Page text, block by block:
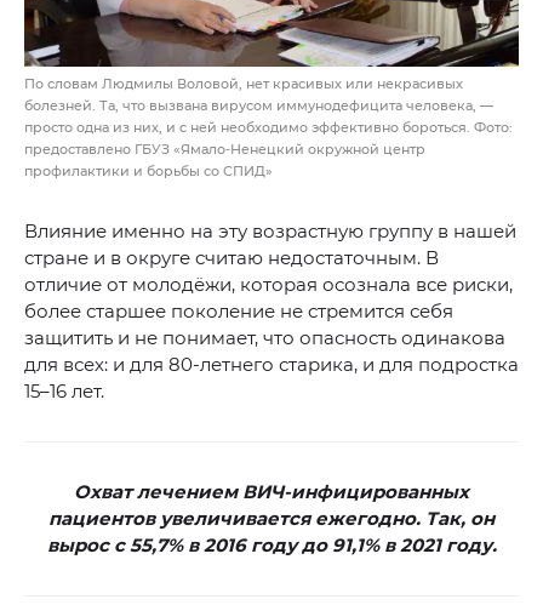
По словам Людмилы Воловой, нет красивых или некрасивых
болезней. Та, что вызвана вирусом иммунодефицита человека, —
просто одна из них, и с ней необходимо эффективно бороться. Фото:
предоставлено ГБУЗ «Ямало-Ненецкий окружной центр
профилактики и борьбы со СПИД»
Влияние именно на эту возрастную группу в нашей
стране и в округе считаю недостаточным. В
отличие от молодёжи, которая осознала все риски,
более старшее поколение не стремится себя
защитить и не понимает, что опасность одинакова
для всех: и для 80-летнего старика, и для подростка
15–16 лет.
Охват лечением ВИЧ-инфицированных
пациентов увеличивается ежегодно. Так, он
вырос с 55,7% в 2016 году до 91,1% в 2021 году.